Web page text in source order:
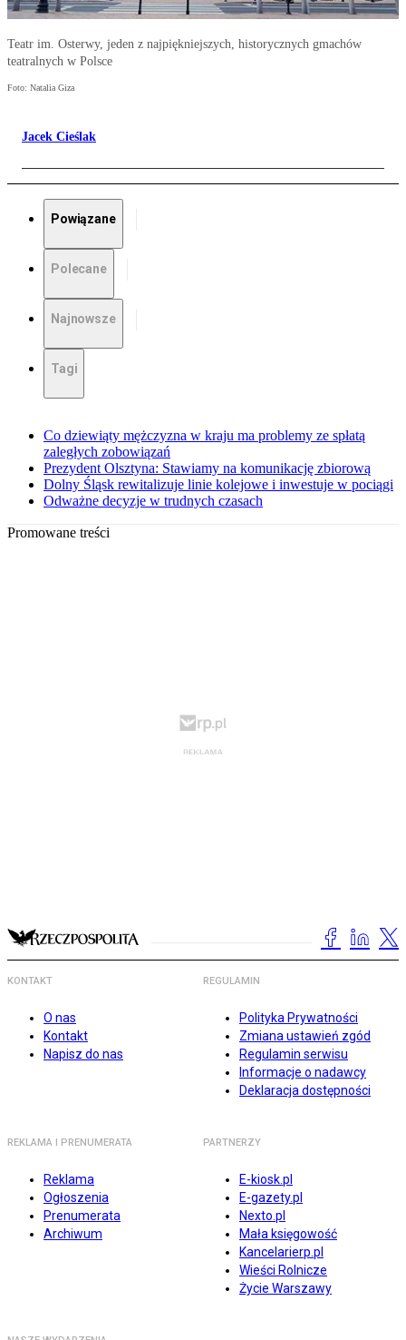
Teatr im. Osterwy, jeden z najpiękniejszych, historycznych gmachów
teatralnych w Polsce
Foto: Natalia Giza
Jacek Cieślak
Powiązane
Polecane
Najnowsze
Tagi
Co dziewiąty mężczyzna w kraju ma problemy ze spłatą
zaległych zobowiązań
Prezydent Olsztyna: Stawiamy na komunikację zbiorową
Dolny Śląsk rewitalizuje linie kolejowe i inwestuje w pociągi
Odważne decyzje w trudnych czasach
Promowane treści
KONTAKT
O nas
Kontakt
Napisz do nas
REGULAMIN
Polityka Prywatności
Zmiana ustawień zgód
Regulamin serwisu
Informacje o nadawcy
Deklaracja dostępności
REKLAMA I PRENUMERATA
Reklama
Ogłoszenia
Prenumerata
Archiwum
PARTNERZY
E-kiosk.pl
E-gazety.pl
Nexto.pl
Mała księgowość
Kancelarierp.pl
Wieści Rolnicze
Życie Warszawy